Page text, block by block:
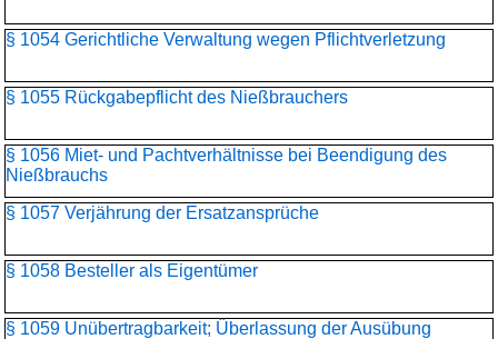
§ 1054 Gerichtliche Verwaltung wegen Pflichtverletzung
§ 1055 Rückgabepflicht des Nießbrauchers
§ 1056 Miet- und Pachtverhältnisse bei Beendigung des
Nießbrauchs
§ 1057 Verjährung der Ersatzansprüche
§ 1058 Besteller als Eigentümer
§ 1059 Unübertragbarkeit; Überlassung der Ausübung